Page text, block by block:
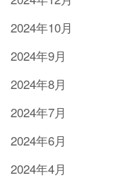
2024年10月
2024年9月
2024年8月
2024年7月
2024年6月
2024年4月